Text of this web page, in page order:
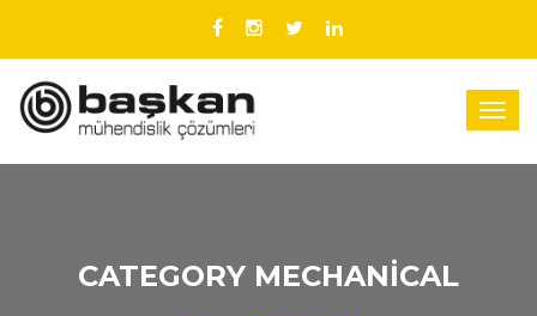
CATEGORY MECHANICAL